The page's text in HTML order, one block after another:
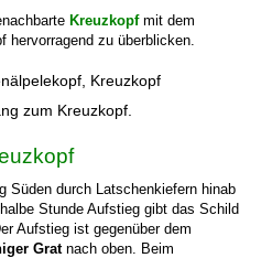
Kreuzkopfmit dem
hervorragend zu überblicken.
zum Kreuzkopf.
Süden durch Latschenkiefern hinab
Stunde Aufstieg gibt das Schild
Aufstieg ist gegenüber dem
Gratnach oben. Beim